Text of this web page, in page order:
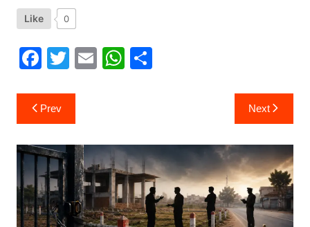
Like 0
F
c
e
b
o
o
k
T
itt
er
E W
A
p
p
S
PostPrev Next